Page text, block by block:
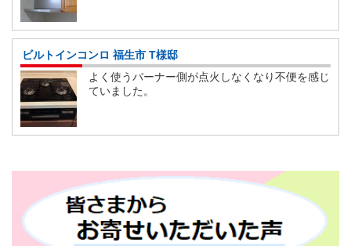
ビルトインコンロ 福生市 T様邸
よく使うバーナー側が点火しなくなり不便を感じ
ていました。